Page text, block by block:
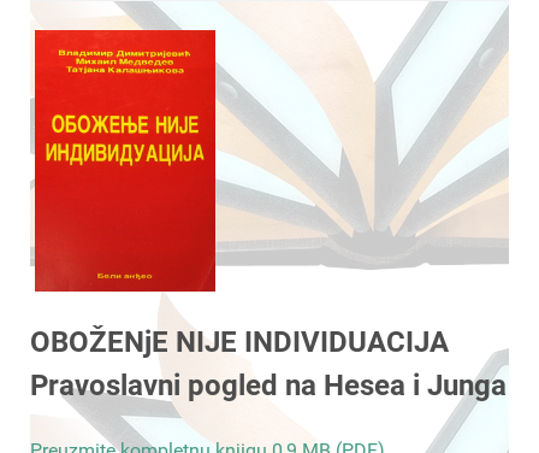
OBOŽENjE NIJE INDIVIDUACIJA
Pravoslavni pogled na Hesea i Junga